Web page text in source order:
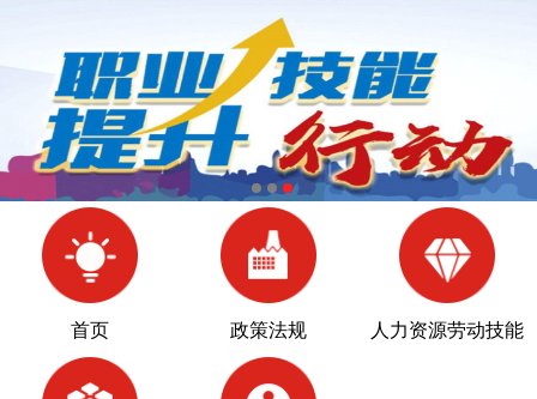
首页 政策法规
人力资源劳动技能